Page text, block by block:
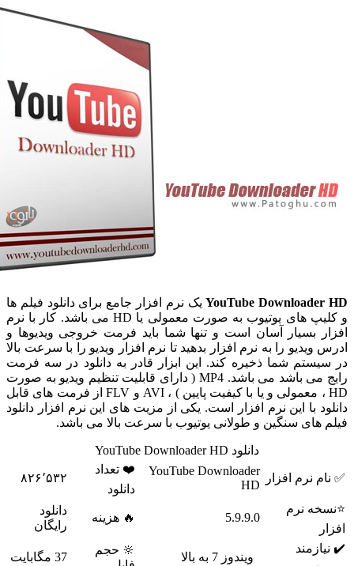
YouTubeیک نرم افزار جامع برای دانلود فیلم ها
و کلیپ های یوتیوب به صورت معمولی یا HD می باشد. کار با نرم
بسیار آسان است و تنها شما باید فرمت خروجی ویدیوها و
ویدیو را به نرم افزار بدهید تا نرم افزار ویدیو را با سرعت بالا
شما ذخیره کند. این ابزار قادر به دانلود در سه فرمت
رایج می باشد می باشد. MP4 ( دارای قابلیت تنظیم ویدیو به صورت
FLV از فرمت های قابل
با این نرم افزار است. یکی از مزیت های این نرم افزار دانلود
های سنگین و طولانی یوتیوب با سرعت بالا می باشد.
دانلود YouTube Downloader HD
نرم افزار
YouTube Downloader
HD
❤️ تعداد
۸۲۶٬۵۳۲
نرم
5.9.9.0 🔥 هزینه
رایگان
ویندوز 7 به بالا
🔆 حجم